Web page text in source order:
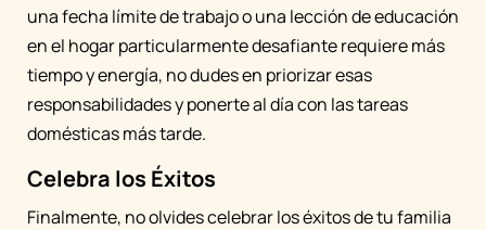
una fecha límite de trabajo o una lección de educación
en el hogar particularmente desafiante requiere más
tiempo y energía, no dudes en priorizar esas
responsabilidades y ponerte al día con las tareas
domésticas más tarde.
Celebra los Éxitos
Finalmente, no olvides celebrar los éxitos de tu familia